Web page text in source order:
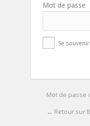
Mot de passe
Se
Mot de passe
← Retour sur